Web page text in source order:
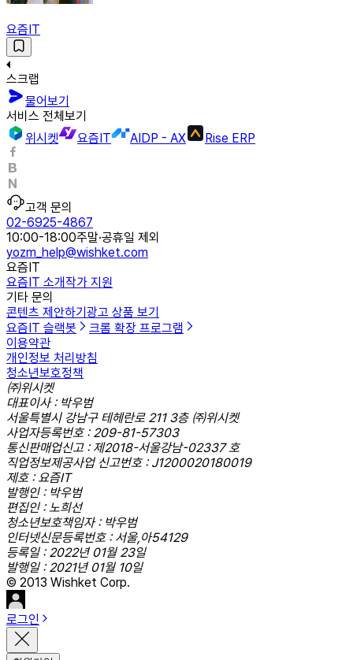
요즘IT
스크랩
물어보기
서비스 전체보기
위시켓
요즘IT AIDP - AX Rise ERP
고객 문의
02-6925-4867
10:00-18:00주말·공휴일 제외
yozm_help@wishket.com
요즘IT
요즘IT 소개작가 지원
기타 문의
콘텐츠 제안하기 광고 상품 보기
요즘IT 슬랙봇
크롬 확장 프로그램
이용약관
개인정보 처리방침
청소년보호정책
㈜위시켓
대표이사 : 박우범
서울특별시 강남구 테헤란로 211 3층 ㈜위시켓
사업자등록번호 : 209-81-57303
통신판매업신고 : 제2018-서울강남-02337 호
직업정보제공사업 신고번호 : J1200020180019
제호 : 요즘IT
발행인 : 박우범
편집인 : 노희선
청소년보호책임자 : 박우범
인터넷신문등록번호 : 서울,아54129
등록일 : 2022년 01월 23일
발행일 : 2021년 01월 10일
© 2013 Wishket Corp.
로그인